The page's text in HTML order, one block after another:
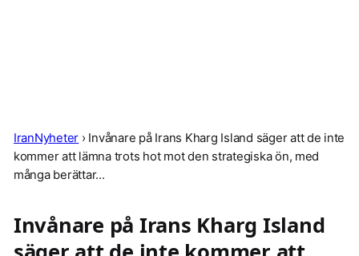
IranNyheter › Invånare på Irans Kharg Island säger att de inte
kommer att lämna trots hot mot den strategiska ön, med
många berättar...
Invånare på Irans Kharg Island